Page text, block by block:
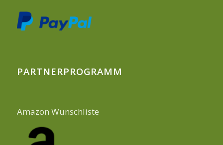
PARTNERPROGRAMM
Amazon Wunschliste